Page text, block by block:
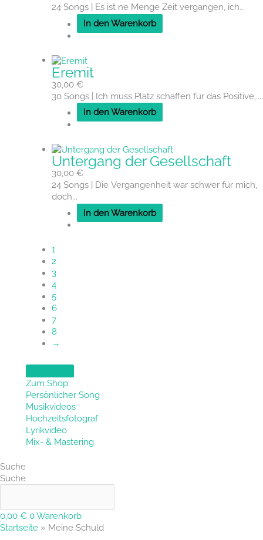
24 Songs | Es ist ne Menge Zeit vergangen, ich...
In den Warenkorb
Eremit
30,00 €
30 Songs | Ich muss Platz schaffen für das Positive,...
In den Warenkorb
Untergang der Gesellschaft
30,00 €
24 Songs | Die Vergangenheit war schwer für mich,
doch...
In den Warenkorb
1
2
3
4
5
6
7
8
→
Zum Shop
Persönlicher Song
Musikvideos
Hochzeitsfotograf
Lyrikvideo
Mix- & Mastering
Suche
Suche
0,00 € 0Warenkorb
Startseite » Meine Schuld